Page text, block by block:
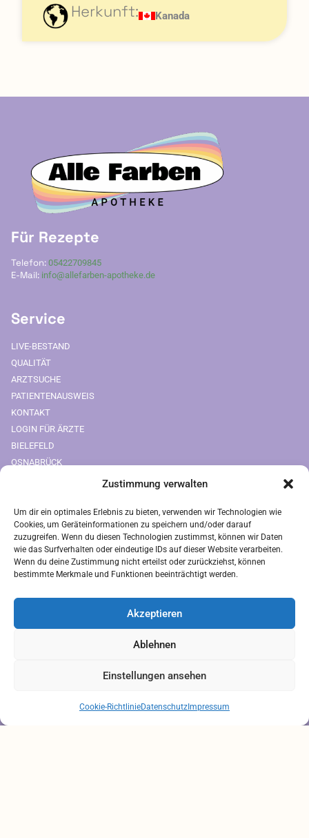
Zustimmung verwalten
Um dir ein optimales Erlebnis zu bieten, verwenden wir Technologien wie
Cookies, um Geräteinformationen zu speichern und/oder darauf
zuzugreifen. Wenn du diesen Technologien zustimmst, können wir Daten
wie das Surfverhalten oder eindeutige IDs auf dieser Website verarbeiten.
Wenn du deine Zustimmung nicht erteilst oder zurückziehst, können
bestimmte Merkmale und Funktionen beeinträchtigt werden.
Akzeptieren
Ablehnen
Einstellungen ansehen
Cookie-RichtlinieDatenschutz Impressum
Herkunft: Kanada
Für Rezepte
Telefon: 05422709845
E-Mail: info@allefarben-apotheke.de
Service
LIVE-BESTAND
QUALITÄT
ARZTSUCHE
PATIENTENAUSWEIS
KONTAKT
LOGIN FÜR ÄRZTE
BIELEFELD
OSNABRÜCK
FREIUMSCHLAG AUSDRUCKEN
Rechtliches
AGB
VERSANDARTEN
Brauchen Sie Hilfe?